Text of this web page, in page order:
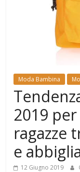
Moda Bambina
2019
ragazze
e
12 Giugno 2019